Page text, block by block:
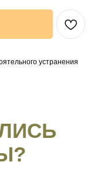
устранения